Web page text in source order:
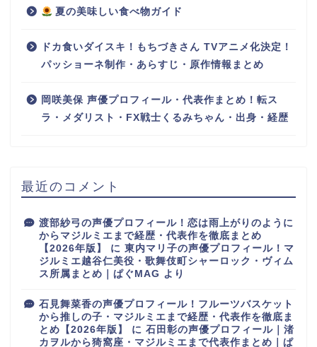
夏の美味しい食べ物ガイド
ドカ食いダイスキ！もちづきさん TVアニメ化決定！
パッショーネ制作・あらすじ・原作情報まとめ
岡咲美保 声優プロフィール・代表作まとめ！転ス
ラ・メダリスト・FX戦士くるみちゃん・出身・経歴
最近のコメント
渡部紗弓の声優プロフィール！恋は雨上がりのように
からマジルミエまで経歴・代表作を徹底まとめ
【2026年版】
に 東内マリ子の声優プロフィール！マ
ジルミエ越谷仁美役・歌舞伎町シャーロック・ヴィム
ス所属まとめ｜ぱぐMAG より
石見舞菜香の声優プロフィール！フルーツバスケット
から推しの子・マジルミエまで経歴・代表作を徹底ま
とめ【2026年版】
に 石田彰の声優プロフィール｜渚
カヲルから猗窩座・マジルミエまで代表作まとめ｜ぱ